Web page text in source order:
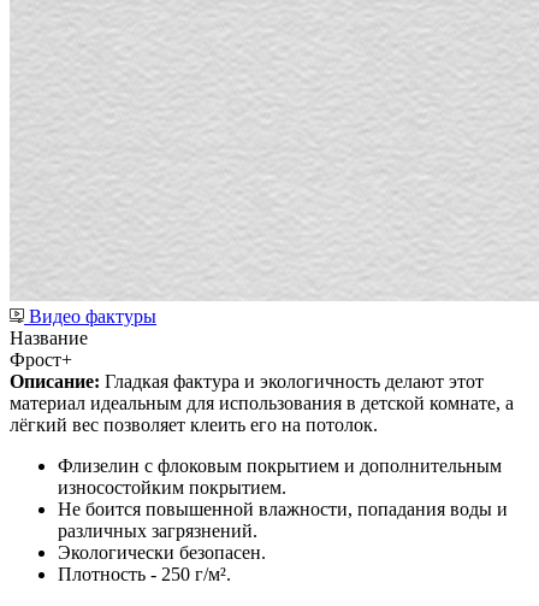
Видео фактуры
Название
Фрост+
Описание: Гладкая фактура и экологичность делают этот
материал идеальным для использования в детской комнате, а
лёгкий вес позволяет клеить его на потолок.
Флизелин с флоковым покрытием и дополнительным
износостойким покрытием.
Не боится повышенной влажности, попадания воды и
различных загрязнений.
Экологически безопасен.
Плотность - 250 г/м².